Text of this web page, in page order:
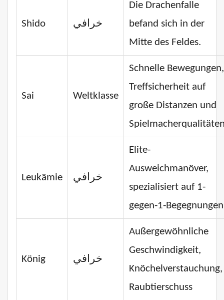
Shido خرافي
Die Drachenfalle
befand sich in der
Mitte des Feldes.
Sai Weltklasse
Schnelle Bewegungen,
Treffsicherheit auf
große Distanzen und
Leukämie خرافي
Elite-
Ausweichmanöver,
spezialisiert auf 1-
gegen-1-Begegnungen
König خرافي
Außergewöhnliche
Geschwindigkeit,
Knöchelverstauchung,
Raubtierschuss